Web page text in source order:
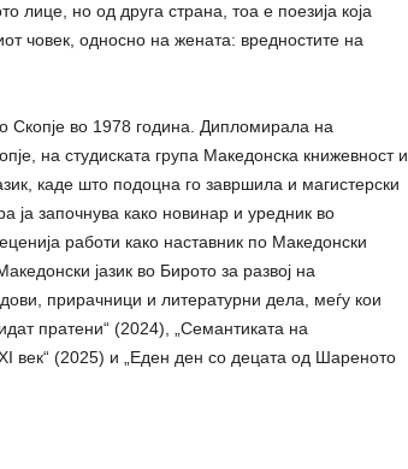
лице, но од друга страна, тоа е поезија која
човек, односно на жената: вредностите на
Скопје во 1978 година. Дипломирала на
на студиската група Македонска книжевност и
каде што подоцна го завршила и магистерски
ја започнува како новинар и уредник во
работи како наставник по Македонски
јазик во Бирото за развој на
прирачници и литературни дела, меѓу кои
пратени“ (2024), „Семантиката на
век“ (2025) и „Еден ден со децата од Шареното